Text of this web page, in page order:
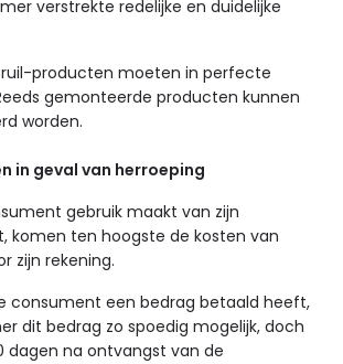
verstrekte redelijke en duidelijke
producten moeten in perfecte
gemonteerde producten kunnen
worden.
in geval van herroeping
gebruik maakt van zijn
komen ten hoogste de kosten van
zijn rekening.
een bedrag betaald heeft,
dit bedrag zo spoedig mogelijk, doch
dagen na ontvangst van de